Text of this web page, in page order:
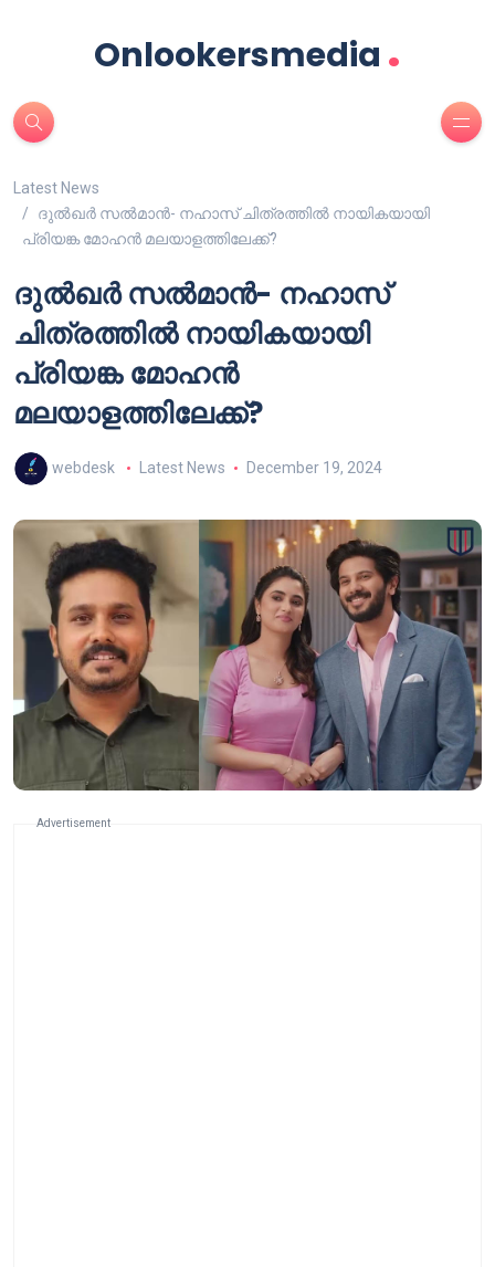
Onlookersmedia .
Latest News
ദുൽഖർ സൽമാൻ- നഹാസ് ചിത്രത്തിൽ നായികയായി
പ്രിയങ്ക മോഹൻ മലയാളത്തിലേക്ക്?
ദുൽഖർ സൽമാൻ- നഹാസ്
ചിത്രത്തിൽ നായികയായി
പ്രിയങ്ക മോഹൻ
മലയാളത്തിലേക്ക്?
webdesk Latest News December 19, 2024
Advertisement